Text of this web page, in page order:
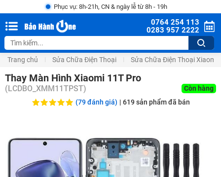
Phục vụ: 8h-21h, CN & ngày lễ từ 8h - 19h
0764 254 113
0283 957 2222
Trang chủ Sửa Chữa Điện Thoại Sửa Chữa Điện Thoại Xiaomi
Thay Màn Hình Xiaomi 11T Pro
(LCDBO_XMM11TPST)
Còn hàng
(79 đánh giá) | 619sản phẩm đã bán